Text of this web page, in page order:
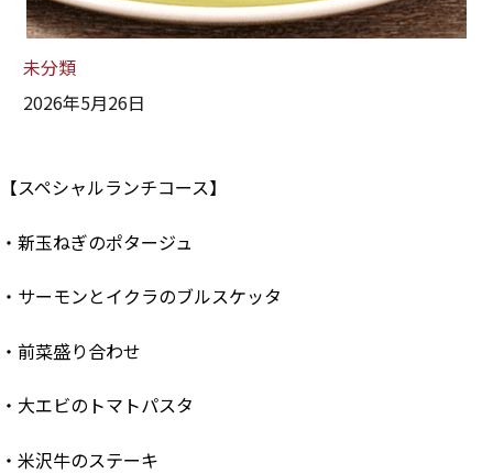
未分類
2026年5月26日
【スペシャルランチコース】
・新玉ねぎのポタージュ
・サーモンとイクラのブルスケッタ
・前菜盛り合わせ
・大エビのトマトパスタ
・米沢牛のステーキ